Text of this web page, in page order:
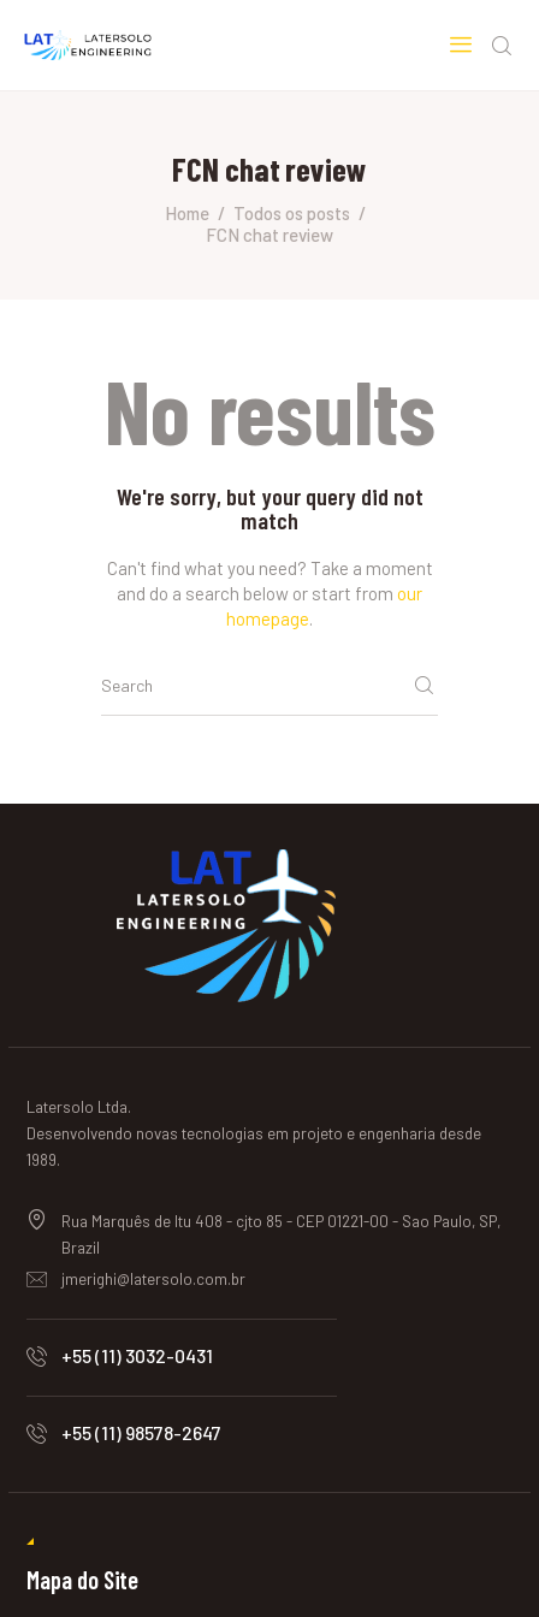
FCN chat review
Home
Todos os posts
FCN chat review
SOBRE A LATERSOLO
ENGINEERING
No results
We're sorry, but your query did not
match
Can't find what you need? Take a moment
and do a search below or start from our
homepage.
Latersolo Ltda.
Desenvolvendo novas tecnologias em projeto e engenharia desde
1989.
Rua Marquês de Itu 408 - cjto 85 - CEP 01221-00 - Sao Paulo, SP,
Brazil
jmerighi@latersolo.com.br
+55 (11) 3032-0431
+55 (11) 98578-2647
Mapa do Site